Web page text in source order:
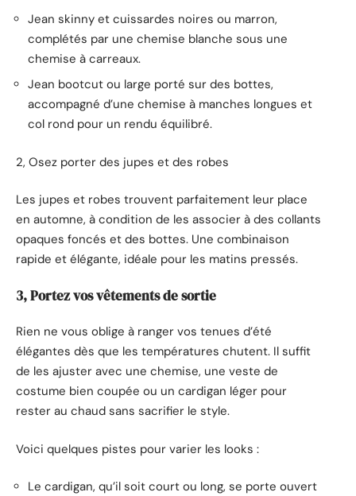
Jean skinny et cuissardes noires ou marron,
complétés par une chemise blanche sous une
chemise à carreaux.
Jean bootcut ou large porté sur des bottes,
accompagné d’une chemise à manches longues et
col rond pour un rendu équilibré.
2, Osez porter des jupes et des robes
Les jupes et robes trouvent parfaitement leur place
en automne, à condition de les associer à des collants
opaques foncés et des bottes. Une combinaison
rapide et élégante, idéale pour les matins pressés.
3, Portez vos vêtements de sortie
Rien ne vous oblige à ranger vos tenues d’été
élégantes dès que les températures chutent. Il suffit
de les ajuster avec une chemise, une veste de
costume bien coupée ou un cardigan léger pour
rester au chaud sans sacrifier le style.
Voici quelques pistes pour varier les looks :
Le cardigan, qu’il soit court ou long, se porte ouvert